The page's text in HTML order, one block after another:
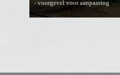
- voorgevel voor aanpassing